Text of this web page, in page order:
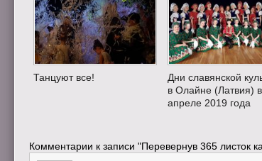
Танцуют все!
Дни славянской
в Олайне (Латвия) в
апреле 2019 года
Комментарии к записи"Перевернув 365 листок